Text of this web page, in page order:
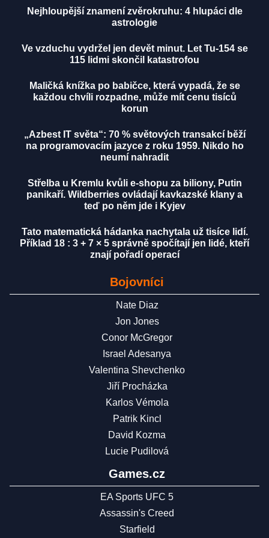
Nejhloupější znamení zvěrokruhu: 4 hlupáci dle
astrologie
Ve vzduchu vydržel jen devět minut. Let Tu-154 se
115 lidmi skončil katastrofou
Maličká knížka po babičce, která vypadá, že se
každou chvíli rozpadne, může mít cenu tisíců
korun
„Azbest IT světa“: 70 % světových transakcí běží
na programovacím jazyce z roku 1959. Nikdo ho
neumí nahradit
Střelba u Kremlu kvůli e-shopu za biliony, Putin
panikaří. Wildberries ovládají kavkazské klany a
teď po něm jde i Kyjev
Tato matematická hádanka nachytala už tisíce lidí.
Příklad 18 : 3 + 7 × 5 správně spočítají jen lidé, kteří
znají pořadí operací
Bojovníci
Nate Diaz
Jon Jones
Conor McGregor
Israel Adesanya
Valentina Shevchenko
Jiří Procházka
Karlos Vémola
Patrik Kincl
David Kozma
Lucie Pudilová
Games.cz
EA Sports UFC 5
Assassin's Creed
Starfield